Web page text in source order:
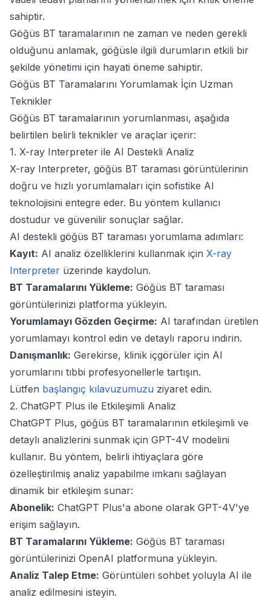
sahiptir.
Göğüs BT taramalarının ne zaman ve neden gerekli
olduğunu anlamak, göğüsle ilgili durumların etkili bir
şekilde yönetimi için hayati öneme sahiptir.
Göğüs BT Taramalarını Yorumlamak İçin Uzman
Teknikler
Göğüs BT taramalarının yorumlanması, aşağıda
belirtilen belirli teknikler ve araçlar içerir:
1. X-ray Interpreter ile AI Destekli Analiz
X-ray Interpreter, göğüs BT taraması görüntülerinin
doğru ve hızlı yorumlamaları için sofistike AI
teknolojisini entegre eder. Bu yöntem kullanıcı
dostudur ve güvenilir sonuçlar sağlar.
AI destekli göğüs BT taraması yorumlama adımları:
Kayıt: AI analiz özelliklerini kullanmak için X-ray
Interpreter üzerinde kaydolun.
BT Taramalarını Yükleme: Göğüs BT taraması
görüntülerinizi platforma yükleyin.
Yorumlamayı Gözden Geçirme: AI tarafından üretilen
yorumlamayı kontrol edin ve detaylı raporu indirin.
Danışmanlık: Gerekirse, klinik içgörüler için AI
yorumlarını tıbbi profesyonellerle tartışın.
Lütfen başlangıç kılavuzumuzu ziyaret edin.
2. ChatGPT Plus ile Etkileşimli Analiz
ChatGPT Plus, göğüs BT taramalarının etkileşimli ve
detaylı analizlerini sunmak için GPT-4V modelini
kullanır. Bu yöntem, belirli ihtiyaçlara göre
özelleştirilmiş analiz yapabilme imkanı sağlayan
dinamik bir etkileşim sunar:
Abonelik: ChatGPT Plus'a abone olarak GPT-4V'ye
erişim sağlayın.
BT Taramalarını Yükleme: Göğüs BT taraması
görüntülerinizi OpenAI platformuna yükleyin.
Analiz Talep Etme: Görüntüleri sohbet yoluyla AI ile
analiz edilmesini isteyin.